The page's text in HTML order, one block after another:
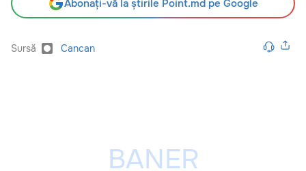
Abonați-vă la știrile Point.md pe Google
Sursă Cancan